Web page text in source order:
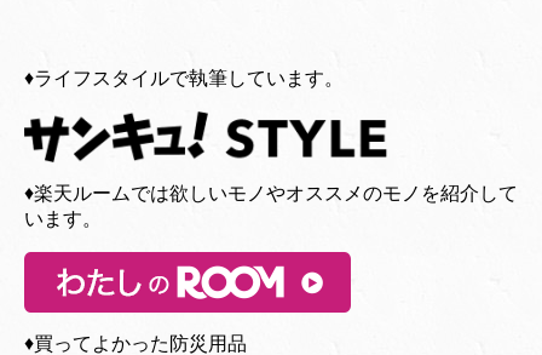
♦︎ライフスタイルで執筆しています。
♦︎楽天ルームでは欲しいモノやオススメのモノを紹介して
います。
♦︎買ってよかった防災用品